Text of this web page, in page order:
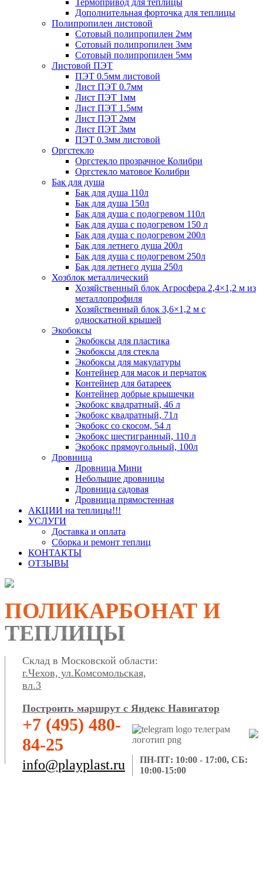
Дополнительная форточка для теплицы
Полипропилен листовой
Сотовый полипропилен 2мм
Сотовый полипропилен 3мм
Сотовый полипропилен 5мм
Листовой ПЭТ
ПЭТ 0.5мм листовой
Лист ПЭТ 0.7мм
Лист ПЭТ 1мм
Лист ПЭТ 1.5мм
Лист ПЭТ 2мм
Лист ПЭТ 3мм
ПЭТ 0.3мм листовой
Оргстекло
Оргстекло прозрачное Колибри
Оргстекло матовое Колибри
Бак для душа
Бак для душа 110л
Бак для душа 150л
Бак для душа с подогревом 110л
Бак для душа с подогревом 150 л
Бак для душа с подогревом 200л
Бак для летнего душа 200л
Бак для душа с подогревом 250л
Бак для летнего душа 250л
Хозблок металлический
Хозяйственный блок Агросфера 2,4×1,2 м из
металлопрофиля
Хозяйственный блок 3,6×1,2 м с
односкатной крышей
Экобоксы
Экобоксы для пластика
Экобоксы для стекла
Экобоксы для макулатуры
Контейнер для масок и перчаток
Контейнер для батареек
Контейнер добрые крышечки
Экобокс квадратный, 46 л
Экобокс квадратный, 71л
Экобокс со скосом, 54 л
Экобокс шестигранный, 110 л
Экобокс прямоугольный, 100л
Дровница
Дровница Мини
Небольшие дровницы
Дровница садовая
Дровница прямостенная
АКЦИИ на теплицы!!!
УСЛУГИ
Доставка и оплата
Сборка и ремонт теплиц
КОНТАКТЫ
ОТЗЫВЫ
ПОЛИКАРБОНАТ И
ТЕПЛИЦЫ
Склад в Московской области:
г.Чехов, ул.Комсомольская,
вл.3
Построить маршрут с Яндекс Навигатор
+7 (495) 480-
84-25
info@playplast.ru
ПН-ПТ: 10:00 - 17:00, СБ:
10:00-15:00